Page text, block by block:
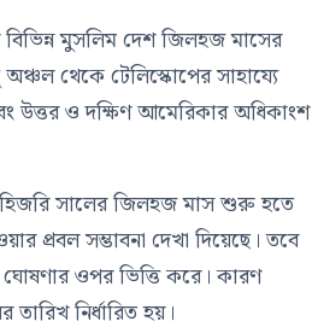
বিভিন্ন মুসলিম দেশ জিলহজ মাসের
থেকে টেলিস্কোপের সাহায্যে
উত্তর ও দক্ষিণ আমেরিকার অধিকাংশ
হিজরি সালের জিলহজ মাস শুরু হতে
প্রবল সম্ভাবনা দেখা দিয়েছে। তবে
ঘোষণার ওপর ভিত্তি করে। কারণ
নির্ধারিত হয়।